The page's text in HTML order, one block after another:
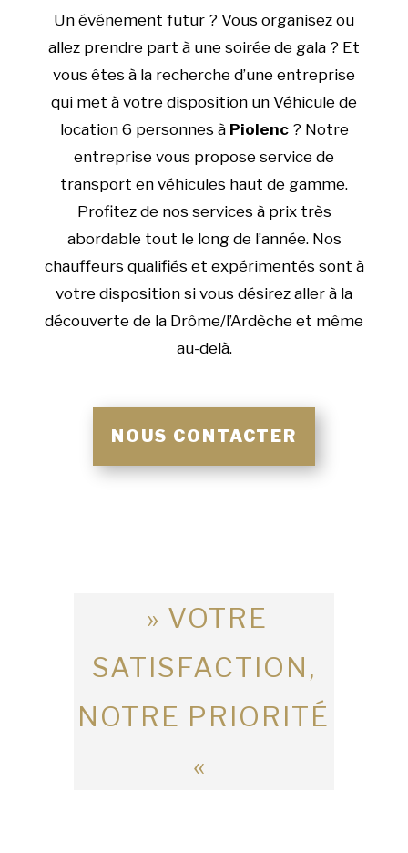
Un événement futur ? Vous organisez ou
allez prendre part à une soirée de gala ? Et
vous êtes à la recherche d’une entreprise
qui met à votre disposition un Véhicule de
location 6 personnes à Piolenc? Notre
entreprise vous propose service de
transport en véhicules haut de gamme.
Profitez de nos services à prix très
abordable tout le long de l’année. Nos
chauffeurs qualifiés et expérimentés sont à
votre disposition si vous désirez aller à la
découverte de la Drôme/l’Ardèche et même
au-delà.
NOUS CONTACTER
» VOTRE
SATISFACTION,
NOTRE PRIORITÉ
«